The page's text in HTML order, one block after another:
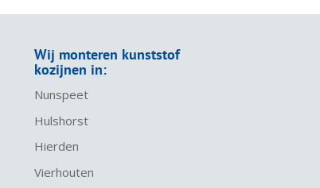
Wij monteren kunststof
kozijnen in:
Nunspeet
Hulshorst
Hierden
Vierhouten